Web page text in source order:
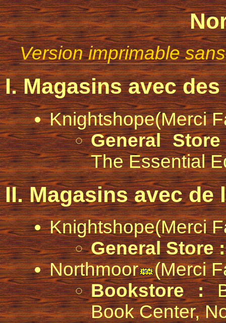
Version imprimable
I. Magasins avec
Knightshope(Merci
General
The Essential
II. Magasins avec
Knightshope(Merci
General Store :
Northmoor
(Merci
Bookstore :
Book Center,